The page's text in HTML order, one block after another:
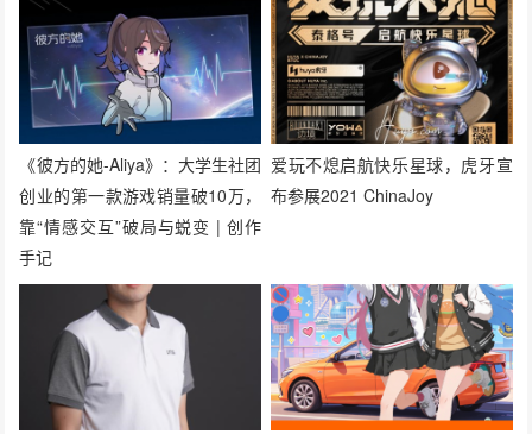
《彼方的她-Aliya》：大学生社团
创业的第一款游戏销量破10万，
靠“情感交互”破局与蜕变 | 创作
手记
爱玩不熄启航快乐星球，虎牙宣
布参展2021 ChinaJoy